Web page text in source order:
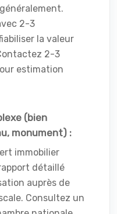
2-3
la valeur
2-3
estimation
(bien
monument) :
immobilier
détaillé
auprès de
Consultez un